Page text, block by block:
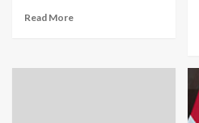
Read More